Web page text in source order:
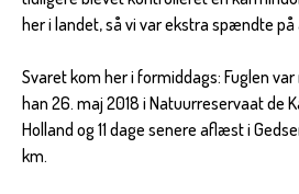
her i landet, så vi var ekstra spændte på
Svaret kom her i formiddags: Fuglen
han 26. maj 2018 i Natuurreservaat de
Holland og 11 dage senere aflæst i
km.